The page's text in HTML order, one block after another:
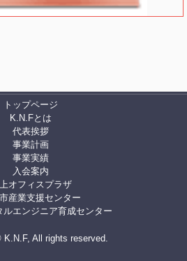
トップページ
K.N.Fとは
代表挨拶
事業計画
事業実績
入会案内
オフィスプラザ
産業支援センター
ルエンジニア育成センター
All rights reserved.